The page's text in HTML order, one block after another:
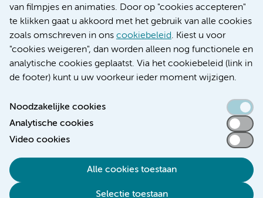
van filmpjes en animaties. Door op "cookies accepteren"
te klikken gaat u akkoord met het gebruik van alle cookies
zoals omschreven in ons cookiebeleid. Kiest u voor
"cookies weigeren", dan worden alleen nog functionele en
analytische cookies geplaatst. Via het cookiebeleid (link in
de footer) kunt u uw voorkeur ieder moment wijzigen.
Noodzakelijke cookies
Analytische cookies
Video cookies
Alle cookies toestaan
Selectie toestaan
Educatie locatie VUmc
Verwijzen & diagnostiek
Toegankelijkheidsverklaring
Responsible disclosure